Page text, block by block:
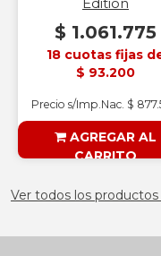
$ 1.061.775
18 cuotas fijas
$ 93.200
Precio s/Imp.Nac. $
AGREGAR AL
CARRITO
Ver todos los